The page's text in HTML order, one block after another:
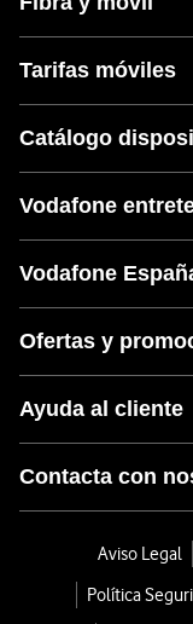
Tarifas móviles
Catálogo
Vodafone
Vodafone
Ofertas y
Ayuda al cliente
Contacta con
Aviso Legal
Política